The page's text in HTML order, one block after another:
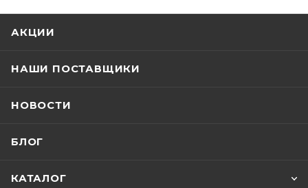
АКЦИИ
НАШИ ПОСТАВЩИКИ
НОВОСТИ
БЛОГ
КАТАЛОГ